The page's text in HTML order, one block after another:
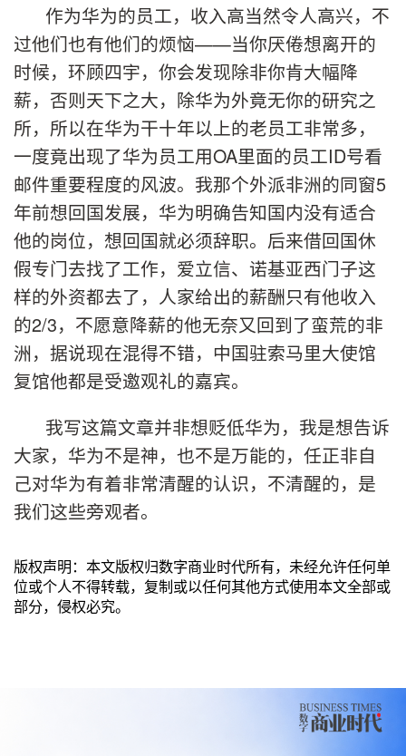
作为华为的员工，收入高当然令人高兴，不
过他们也有他们的烦恼——当你厌倦想离开的
时候，环顾四宇，你会发现除非你肯大幅降
薪，否则天下之大，除华为外竟无你的研究之
所，所以在华为干十年以上的老员工非常多，
一度竟出现了华为员工用OA里面的员工ID号看
邮件重要程度的风波。我那个外派非洲的同窗5
年前想回国发展，华为明确告知国内没有适合
他的岗位，想回国就必须辞职。后来借回国休
假专门去找了工作，爱立信、诺基亚西门子这
样的外资都去了，人家给出的薪酬只有他收入
的2/3，不愿意降薪的他无奈又回到了蛮荒的非
洲，据说现在混得不错，中国驻索马里大使馆
复馆他都是受邀观礼的嘉宾。
我写这篇文章并非想贬低华为，我是想告诉
大家，华为不是神，也不是万能的，任正非自
己对华为有着非常清醒的认识，不清醒的，是
我们这些旁观者。
版权声明：本文版权归数字商业时代所有，未经允许任何单
位或个人不得转载，复制或以任何其他方式使用本文全部或
部分，侵权必究。